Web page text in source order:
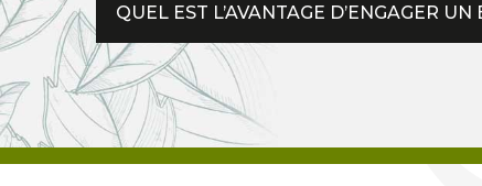
QUEL EST L’AVANTAGE D’ENGAGER